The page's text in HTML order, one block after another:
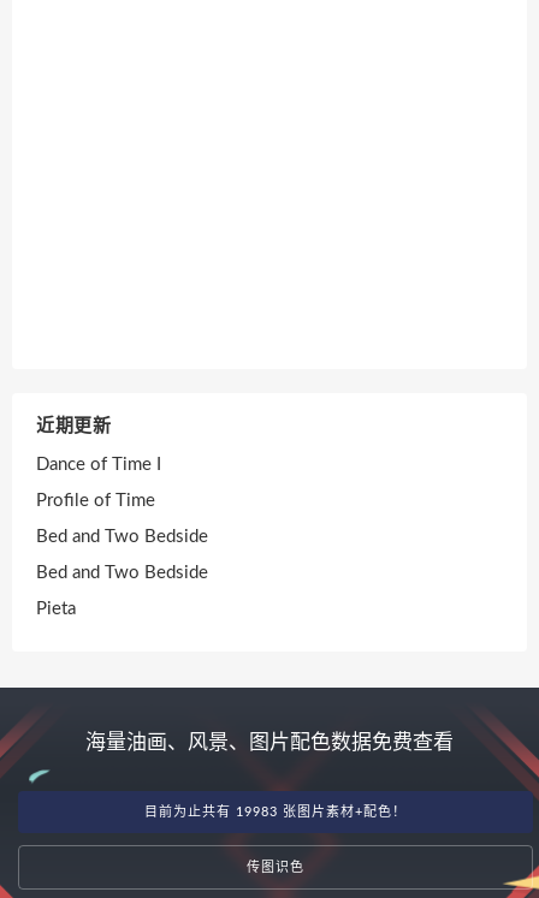
近期更新
Dance of Time I
Profile of Time
Bed and Two Bedside
Bed and Two Bedside
Pieta
海量油画、风景、图片配色数据免费查看
目前为止共有 19983 张图片素材+配色！
传图识色